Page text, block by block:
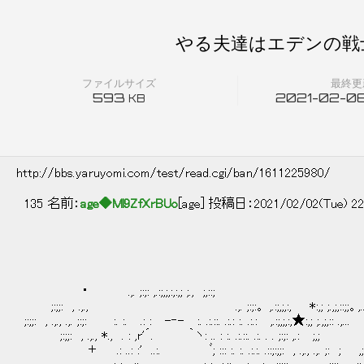
ファイルサイズ
593 KB
最終
2021-02-
やる夫達はエデンの
http://bbs.yaruyomi.com/test/read.cgi/ban/1611225980/
135 名前： age◆Ml9ZfXrBUo [age] 投稿日：2021/02/02(Tue)
・ .,. ;:;: ,.:;,;,:,:,; ;., ;,::;
;:;;: , .,., .,. ;:;:。 ,.:;,;,:, *:,; ;.,;,::;;。,...
;:;;: , .,., .,. ;:;: :. :. .: : -‐- :. .:.::. .:.: :. .:.: ,.:;,;,:,★:,; ;.,;,:: .,...
;:;;: , .,., *., . : ,r'´. ｀ヽ: .. : :. .:.::. .:. . . ;:;: ,.: ;,;
＋ .: ..: :' ..:. ﾞ; ::: :. :. .:.:. .::;:;;: , .,., .,. ;: ; ,;,:,:,;